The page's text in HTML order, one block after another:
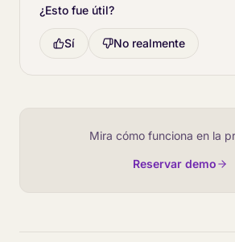
¿Esto fue útil?
Sí No realmente
Mira cómo funciona en la
Reservar demo